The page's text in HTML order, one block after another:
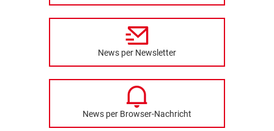
News per Newsletter
News per Browser-Nachricht